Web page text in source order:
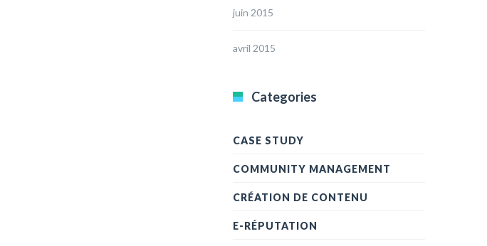
juin 2015
avril 2015
Categories
CASE STUDY
COMMUNITY MANAGEMENT
CRÉATION DE CONTENU
E-RÉPUTATION